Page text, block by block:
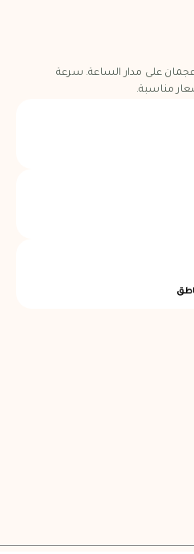
على مدار الساعة. سرعة
مناسبة.